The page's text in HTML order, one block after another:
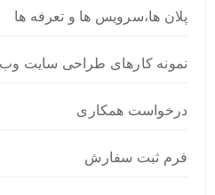
پلان ها،سرویس ها و تعرفه ها
نمونه کارهای طراحی سایت
درخواست همکاری
فرم ثبت سفارش